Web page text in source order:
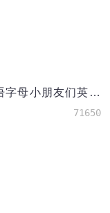
可爱英语字母小朋友们英语手抄报
71650